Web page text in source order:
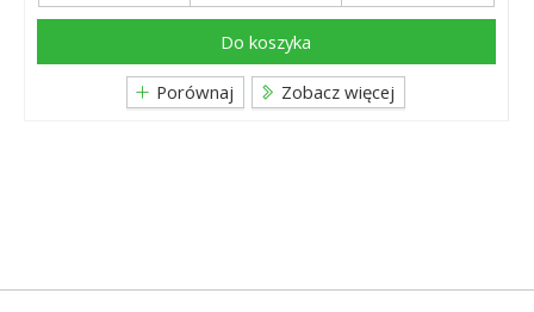
Do koszyka
Porównaj Zobacz więcej